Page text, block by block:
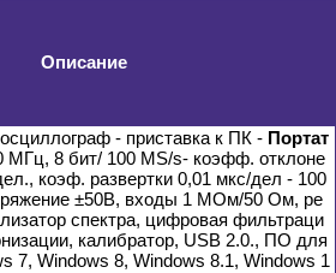
Описание
- приставка к ПК - Портат
МГц, 8 бит/ 100 MS/s- коэфф. отклоне
коэф. развертки 0,01 мкс/дел - 100
±50В, входы 1 МОм/50 Ом, ре
спектра, цифровая фильтраци
калибратор, USB 2.0., ПО для
7, Windows 8, Windows 8.1, Windows 1